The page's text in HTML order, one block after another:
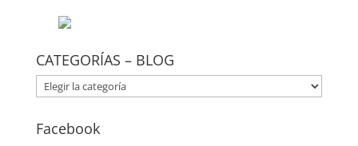
CATEGORÍAS – BLOG
CATEGORÍAS
–
Facebook